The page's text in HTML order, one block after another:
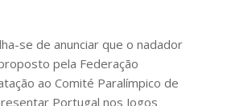
se de anunciar que o nadador
pela Federação
ao Comité Paralímpico de
Portugal nos Jogos